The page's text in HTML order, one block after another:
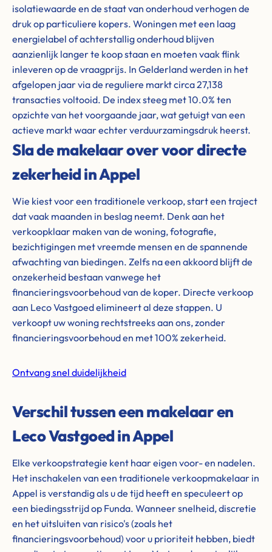
isolatiewaarde en de staat van onderhoud verhogen de
druk op particuliere kopers. Woningen met een laag
energielabel of achterstallig onderhoud blijven
aanzienlijk langer te koop staan en moeten vaak flink
inleveren op de vraagprijs. In Gelderland werden in het
afgelopen jaar via de reguliere markt circa 27,138
transacties voltooid. De index steeg met 10.0% ten
opzichte van het voorgaande jaar, wat getuigt van een
actieve markt waar echter verduurzamingsdruk heerst.
Sla de makelaar over voor directe
zekerheid in Appel
Wie kiest voor een traditionele verkoop, start een traject
dat vaak maanden in beslag neemt. Denk aan het
verkoopklaar maken van de woning, fotografie,
bezichtigingen met vreemde mensen en de spannende
afwachting van biedingen. Zelfs na een akkoord blijft de
onzekerheid bestaan vanwege het
financieringsvoorbehoud van de koper. Directe verkoop
aan Leco Vastgoed elimineert al deze stappen. U
verkoopt uw woning rechtstreeks aan ons, zonder
financieringsvoorbehoud en met 100% zekerheid.
Ontvang snel duidelijkheid
Verschil tussen een makelaar en
Leco Vastgoed in Appel
Elke verkoopstrategie kent haar eigen voor- en nadelen.
Het inschakelen van een traditionele verkoopmakelaar in
Appel is verstandig als u de tijd heeft en speculeert op
een biedingsstrijd op Funda. Wanneer snelheid, discretie
en het uitsluiten van risico's (zoals het
financieringsvoorbehoud) voor u prioriteit hebben, biedt